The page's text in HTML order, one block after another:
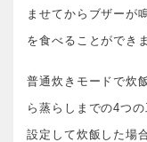
ませてからブザーが
を食べることができ
普通炊きモードで炊
ら蒸らしまでの4つ
設定して炊飯した場